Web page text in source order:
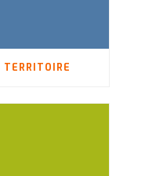
TERRITOIRE